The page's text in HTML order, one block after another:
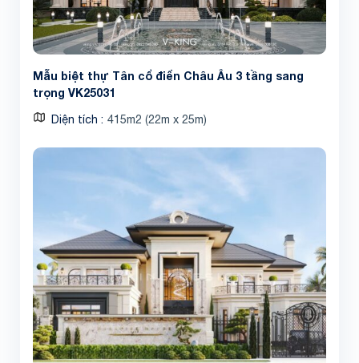
Mẫu biệt thự Tân cổ điển Châu Âu 3 tầng sang
trọng VK25031
Diện tích 415m2 (22m x 25m)